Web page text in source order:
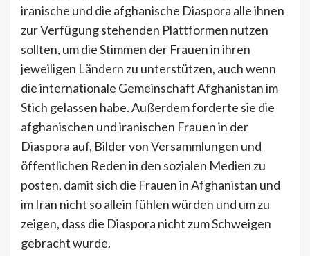
iranische und die afghanische Diaspora alle ihnen
zur Verfügung stehenden Plattformen nutzen
sollten, um die Stimmen der Frauen in ihren
jeweiligen Ländern zu unterstützen, auch wenn
die internationale Gemeinschaft Afghanistan im
Stich gelassen habe. Außerdem forderte sie die
afghanischen und iranischen Frauen in der
Diaspora auf, Bilder von Versammlungen und
öffentlichen Reden in den sozialen Medien zu
posten, damit sich die Frauen in Afghanistan und
im Iran nicht so allein fühlen würden und um zu
zeigen, dass die Diaspora nicht zum Schweigen
gebracht wurde.